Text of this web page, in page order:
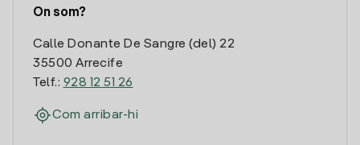
On som?
Calle Donante De Sangre (del) 22
35500 Arrecife
Telf.: 928 12 51 26
Com arribar-hi